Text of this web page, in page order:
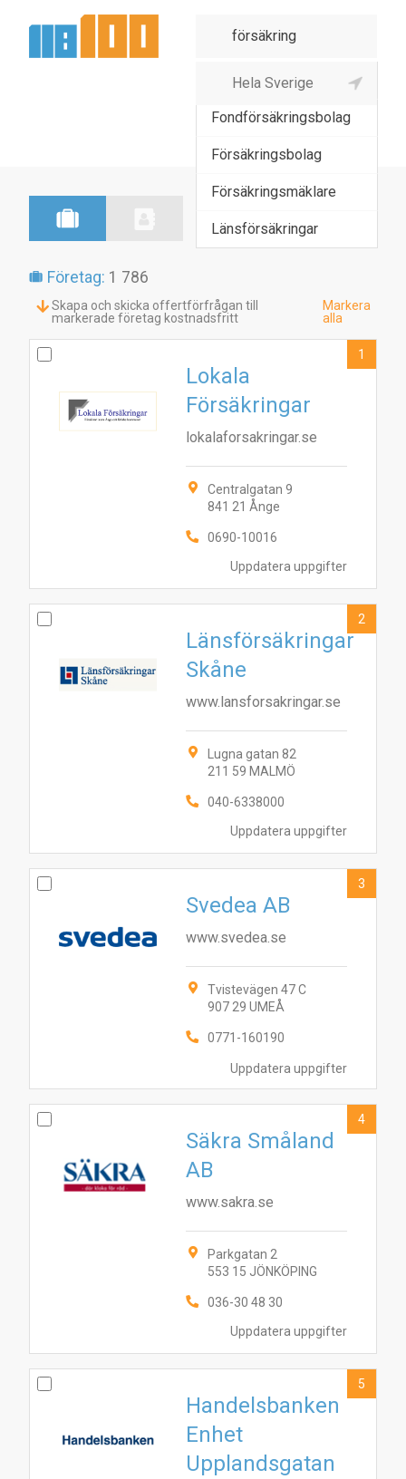
Återförsäkring
Fondförsäkringsbolag
Försäkringsbolag
Försäkringsmäklare
Länsförsäkringar
Företag: 1 786
Skapa och skicka offertförfrågan till
markerade företag kostnadsfritt
Markera
alla
Uppdatera uppgifter
Lokala
Försäkringar
lokalaforsakringar.se
Centralgatan 9
841 21 Ånge
0690-10016
1
Uppdatera uppgifter
Länsförsäkringar
Skåne
www.lansforsakringar.se
Lugna gatan 82
211 59 MALMÖ
040-6338000
2
Uppdatera uppgifter
Svedea AB
www.svedea.se
Tvistevägen 47 C
907 29 UMEÅ
0771-160190
3
Uppdatera uppgifter
Säkra Småland
AB
www.sakra.se
Parkgatan 2
553 15 JÖNKÖPING
036-30 48 30
4
Handelsbanken
Enhet
Upplandsgatan
5